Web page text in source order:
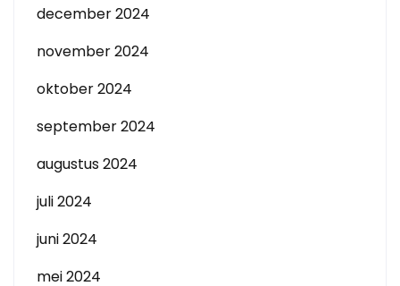
december 2024
november 2024
oktober 2024
september 2024
augustus 2024
juli 2024
juni 2024
mei 2024